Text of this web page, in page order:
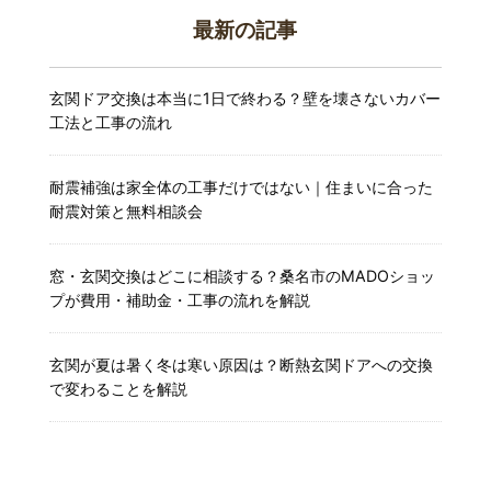
最新の記事
玄関ドア交換は本当に1日で終わる？壁を壊さないカバー
工法と工事の流れ
耐震補強は家全体の工事だけではない｜住まいに合った
耐震対策と無料相談会
窓・玄関交換はどこに相談する？桑名市のMADOショッ
プが費用・補助金・工事の流れを解説
玄関が夏は暑く冬は寒い原因は？断熱玄関ドアへの交換
で変わることを解説